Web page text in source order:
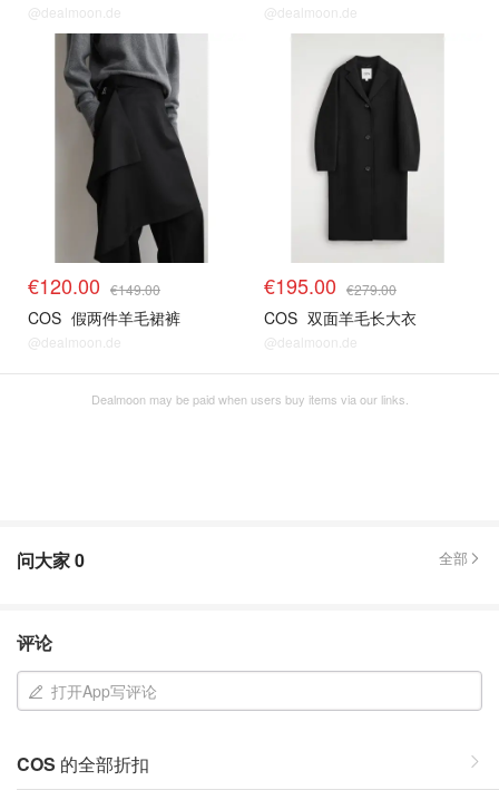
@dealmoon.de @dealmoon.de
€120.00 €149.00
COS 假两件羊毛裙裤
@dealmoon.de
€195.00 €279.00
COS 双面羊毛长大衣
@dealmoon.de
Dealmoon may be paid when users buy items via our links.
问大家0 全部
评论
打开App写评论
COS 的全部折扣